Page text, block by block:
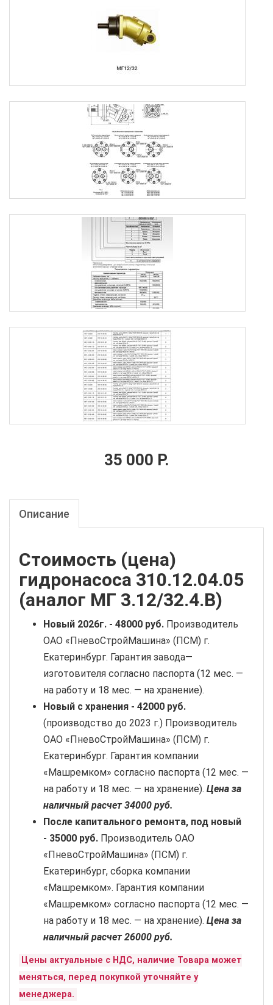
35 000 Р.
Описание
Стоимость (цена)
гидронасоса 310.12.04.05
(аналог МГ 3.12/32.4.В)
Новый 2026г. - 48000 руб. Производитель
ОАО «ПневоСтройМашина» (ПСМ) г.
Екатеринбург. Гарантия завода—
изготовителя согласно паспорта (12 мес. —
на работу и 18 мес. — на хранение).
Новый с хранения - 42000 руб.
(производство до 2023 г.) Производитель
ОАО «ПневоСтройМашина» (ПСМ) г.
Екатеринбург. Гарантия компании
«Машремком» согласно паспорта (12 мес. —
на работу и 18 мес. — на хранение). Цена за
наличный расчет 34000 руб.
После капитального ремонта, под новый
- 35000 руб. Производитель ОАО
«ПневоСтройМашина» (ПСМ) г.
Екатеринбург, сборка компании
«Машремком». Гарантия компании
«Машремком» согласно паспорта (12 мес. —
на работу и 18 мес. — на хранение). Цена за
наличный расчет 26000 руб.
Цены актуальные с НДС, наличие Товара может
меняться, перед покупкой уточняйте у
менеджера.